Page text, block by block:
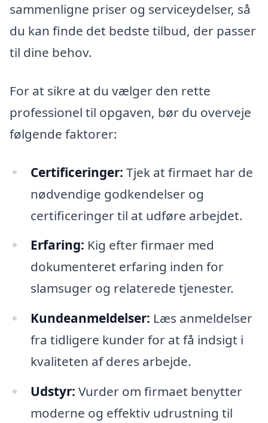
sammenligne priser og serviceydelser, så
du kan finde det bedste tilbud, der passer
til dine behov.
For at sikre at du vælger den rette
professionel til opgaven, bør du overveje
følgende faktorer:
Certificeringer: Tjek at firmaet har de
nødvendige godkendelser og
certificeringer til at udføre arbejdet.
Erfaring: Kig efter firmaer med
dokumenteret erfaring inden for
slamsuger og relaterede tjenester.
Kundeanmeldelser: Læs anmeldelser
fra tidligere kunder for at få indsigt i
kvaliteten af deres arbejde.
Udstyr: Vurder om firmaet benytter
moderne og effektiv udrustning til